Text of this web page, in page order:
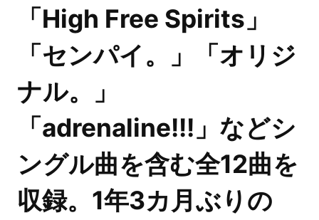
「High Free Spirits」
「センパイ。」「オリジ
ナル。」
「adrenaline!!!」などシ
ングル曲を含む全12曲を
収録。1年3カ月ぶりの